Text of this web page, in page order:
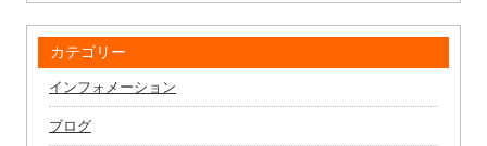
カテゴリー
インフォメーション
ブログ